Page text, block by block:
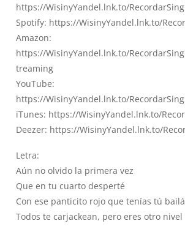
https://WisinyYandel.lnk.to/
Spotify: https://WisinyYandel.lnk.to/
Amazon:
https://WisinyYandel.lnk.to/
treaming
YouTube:
https://WisinyYandel.lnk.to/
iTunes: https://WisinyYandel.lnk.to/
Deezer: https://WisinyYandel.lnk.to/
Letra:
Aún no olvido la primera vez
Que en tu cuarto desperté
Con ese panticito rojo que tenías tú
Todos te carjackean, pero eres otro nivel